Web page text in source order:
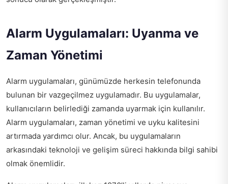
Alarm Uygulamaları: Uyanma ve
Zaman Yönetimi
Alarm uygulamaları, günümüzde herkesin telefonunda
bulunan bir vazgeçilmez uygulamadır. Bu uygulamalar,
kullanıcıların belirlediği zamanda uyarmak için kullanılır.
Alarm uygulamaları, zaman yönetimi ve uyku kalitesini
artırmada yardımcı olur. Ancak, bu uygulamaların
arkasındaki teknoloji ve gelişim süreci hakkında bilgi sahibi
olmak önemlidir.